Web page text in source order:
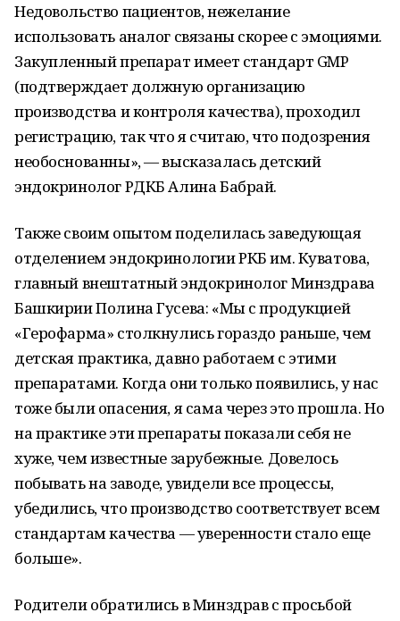
Недовольство пациентов, нежелание
использовать аналог связаны скорее с эмоциями.
Закупленный препарат имеет стандарт GMP
(подтверждает должную организацию
производства и контроля качества), проходил
регистрацию, так что я считаю, что подозрения
необоснованны», — высказалась детский
эндокринолог РДКБ Алина Бабрай.
Также своим опытом поделилась заведующая
отделением эндокринологии РКБ им. Куватова,
главный внештатный эндокринолог Минздрава
Башкирии Полина Гусева: «Мы с продукцией
«Герофарма» столкнулись гораздо раньше, чем
детская практика, давно работаем с этими
препаратами. Когда они только появились, у нас
тоже были опасения, я сама через это прошла. Но
на практике эти препараты показали себя не
хуже, чем известные зарубежные. Довелось
побывать на заводе, увидели все процессы,
убедились, что производство соответствует всем
стандартам качества — уверенности стало еще
больше».
Родители обратились в Минздрав с просьбой